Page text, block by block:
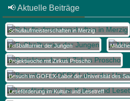
📢 Aktuelle Beiträge
Schullaufmeisterschaften in Merzig
Fußballturnier der Jungen
Projektwoche mit Zirkus Proscho
Besuch im GOFEX-Labor der Universität des
Leseförderung im Kultur- und Lesetreff